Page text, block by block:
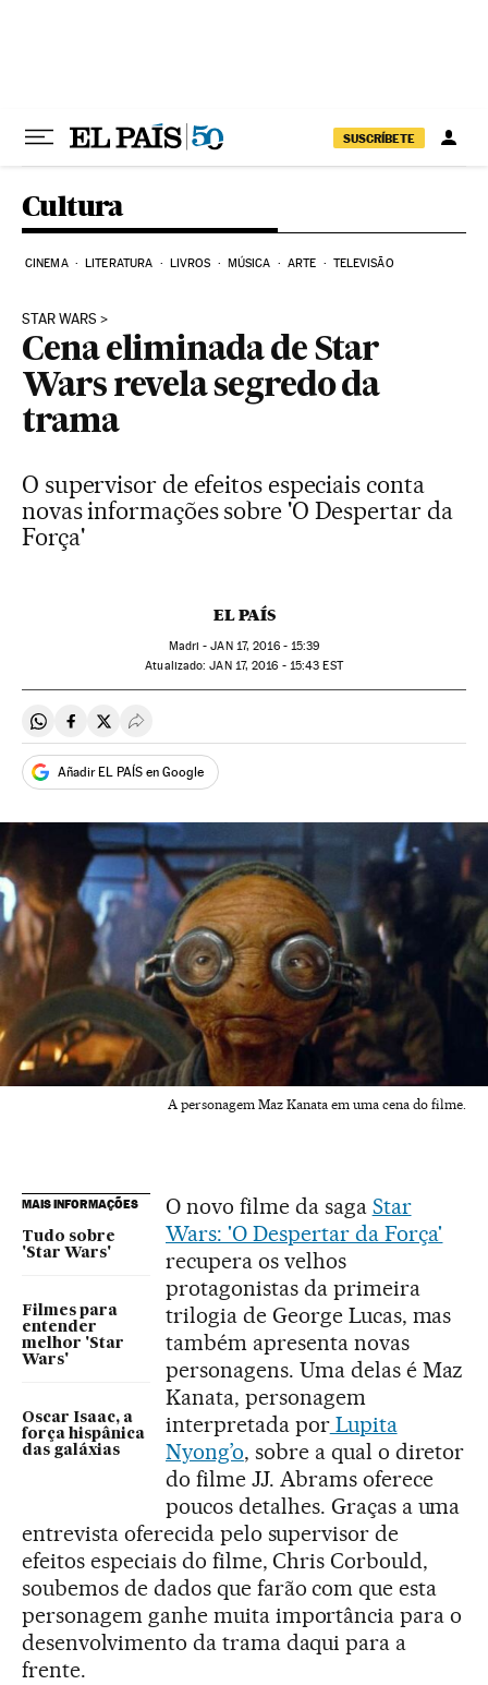
SUSCRÍBETE
Cultura
CINEMA LITERATURA LIVROS MÚSICA ARTE TELEVISÃO
STAR WARS
Cena eliminada de Star
Wars revela segredo da
trama
O supervisor de efeitos especiais conta
novas informações sobre 'O Despertar da
Força'
EL PAÍS
Madri -JAN17, 2016 - 15:39
atualizado: JAN17, 2016 - 15:43 EST
Compartir en Whatsapp
Compartir en Facebook
Compartir en Twitter
Desplegar Redes Sociales
Añadir EL PAÍS en Google
A personagem Maz Kanata em uma cena do filme.
MAIS INFORMAÇÕES
Tudo sobre
'Star Wars'
Filmes para
entender
melhor 'Star
Wars'
Oscar Isaac, a
força hispânica
das galáxias
O novo filme da saga Star
Wars: 'O Despertar da Força'
recupera os velhos
protagonistas da primeira
trilogia de George Lucas, mas
também apresenta novas
personagens. Uma delas é Maz
Kanata, personagem
interpretada porLupita
Nyong’o, sobre a qual o diretor
do filme JJ. Abrams oferece
poucos detalhes. Graças a uma
entrevista oferecida pelo supervisor de
efeitos especiais do filme, Chris Corbould,
soubemos de dados que farão com que esta
personagem ganhe muita importância para o
desenvolvimento da trama daqui para a
frente.